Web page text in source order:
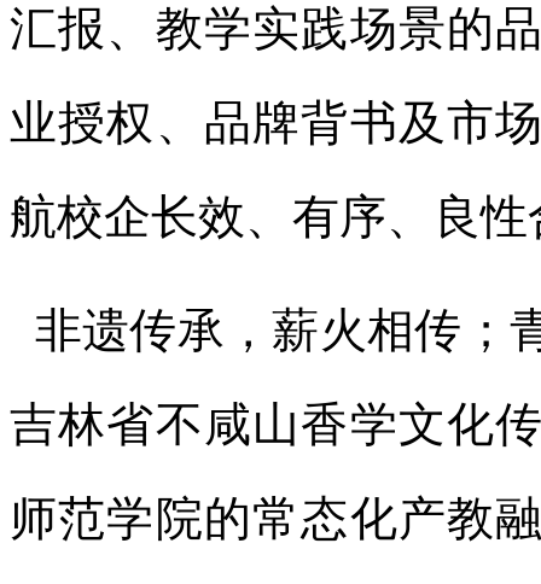
汇报、教学实践场景的
业授权、品牌背书及市
航校企长效、有序、良性
非遗传承，薪火相传；
吉林省不咸山香学文化
师范学院的常态化产教